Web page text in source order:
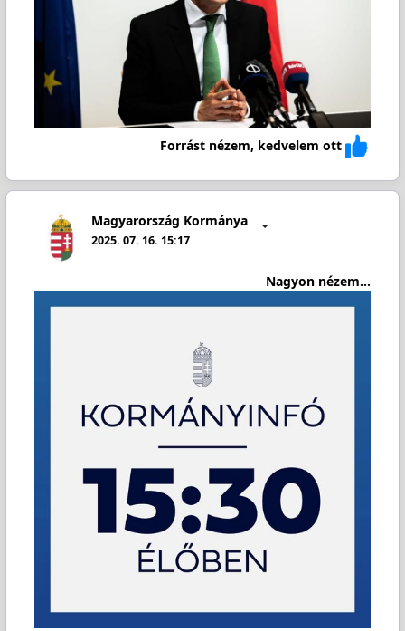
Forrást nézem, kedvelem ott
Magyarország Kormánya
2025. 07. 16. 15:17
Nagyon nézem...